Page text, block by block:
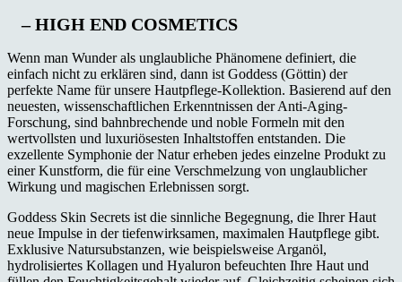
– HIGH END COSMETICS
Wenn man Wunder als unglaubliche Phänomene definiert, die
einfach nicht zu erklären sind, dann ist Goddess (Göttin) der
perfekte Name für unsere Hautpflege-Kollektion. Basierend auf den
neuesten, wissenschaftlichen Erkenntnissen der Anti-Aging-
Forschung, sind bahnbrechende und noble Formeln mit den
wertvollsten und luxuriösesten Inhaltstoffen entstanden. Die
exzellente Symphonie der Natur erheben jedes einzelne Produkt zu
einer Kunstform, die für eine Verschmelzung von unglaublicher
Wirkung und magischen Erlebnissen sorgt.
Goddess Skin Secrets ist die sinnliche Begegnung, die Ihrer Haut
neue Impulse in der tiefenwirksamen, maximalen Hautpflege gibt.
Exklusive Natursubstanzen, wie beispielsweise Arganöl,
hydrolisiertes Kollagen und Hyaluron befeuchten Ihre Haut und